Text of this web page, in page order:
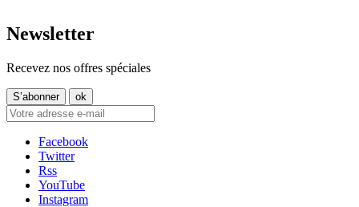
Newsletter
Recevez nos offres spéciales
Facebook
Twitter
Rss
YouTube
Instagram